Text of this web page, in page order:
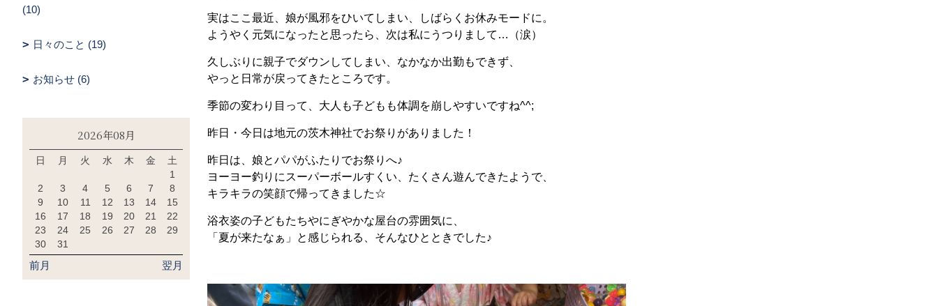
実はここ最近、娘が風邪をひいてしまい、しばらくお休みモードに。
ようやく元気になったと思ったら、次は私にうつりまして…（涙）
久しぶりに親子でダウンしてしまい、なかなか出勤もできず、
やっと日常が戻ってきたところです。
季節の変わり目って、大人も子どもも体調を崩しやすいですね^^;
昨日・今日は地元の茨木神社でお祭りがありました！
昨日は、娘とパパがふたりでお祭りへ♪
ヨーヨー釣りにスーパーボールすくい、たくさん遊んできたようで、
キラキラの笑顔で帰ってきました☆
浴衣姿の子どもたちやにぎやかな屋台の雰囲気に、
「夏が来たなぁ」と感じられる、そんなひとときでした♪
(10)
日々のこと (19)
お知らせ (6)
2026年08月
日 月 火 水 木 金
土
1
2
3 4 5 6 7
8
9
10 11 12 13 14
15
16
17 18 19 20 21
22
23
24 25 26 27 28
29
30
31
前月 翌月